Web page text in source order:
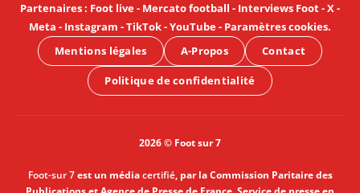
Partenaires: Foot live- Mercato football - Interviews Foot-X-
Meta - Instagram -TikTok-YouTube- Paramètres cookies.
Mentions légales
A-Propos Contact
Politique de confidentialité
2026 © Foot sur 7
Foot-sur 7est un médiacertifié, par la Commission Paritaire des